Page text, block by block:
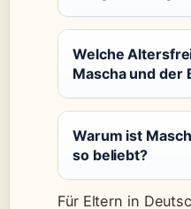
Welche
Mascha und der
Warum ist
so beliebt?
Für Eltern in